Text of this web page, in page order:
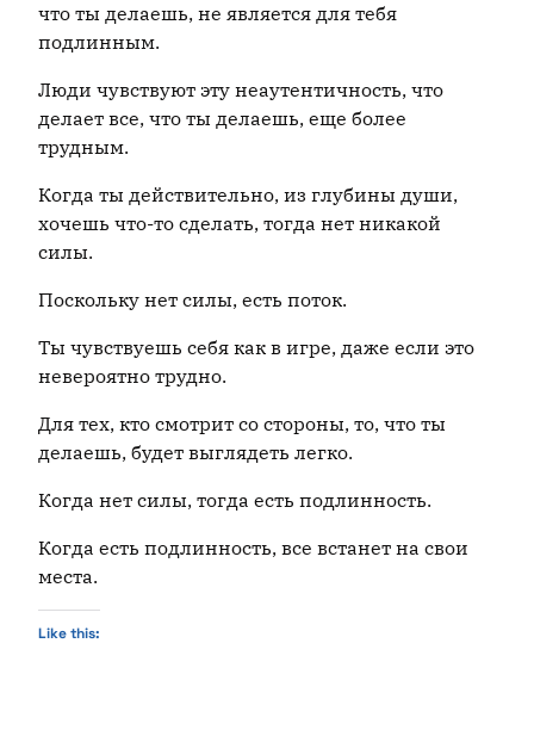
что ты делаешь, не является для тебя
подлинным.
Люди чувствуют эту неаутентичность, что
делает все, что ты делаешь, еще более
трудным.
Когда ты действительно, из глубины души,
хочешь что-то сделать, тогда нет никакой
силы.
Поскольку нет силы, есть поток.
Ты чувствуешь себя как в игре, даже если это
невероятно трудно.
Для тех, кто смотрит со стороны, то, что ты
делаешь, будет выглядеть легко.
Когда нет силы, тогда есть подлинность.
Когда есть подлинность, все встанет на свои
места.
Like this: